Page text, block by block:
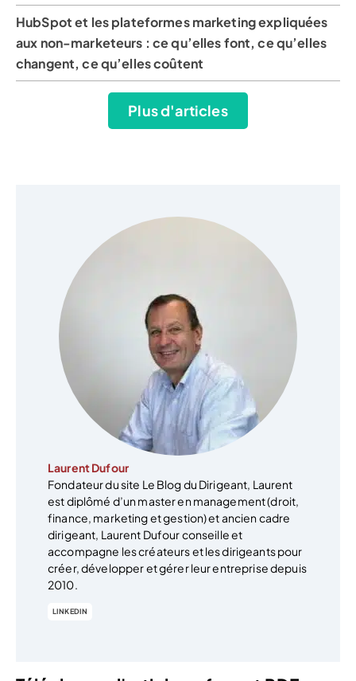
HubSpot et les plateformes marketing expliquées
aux non-marketeurs : ce qu’elles font, ce qu’elles
changent, ce qu’elles coûtent
Plus d'articles
Laurent Dufour
Fondateur du site Le Blog du Dirigeant, Laurent
est diplômé d’un master en management (droit,
finance, marketing et gestion) et ancien cadre
dirigeant, Laurent Dufour conseille et
accompagne les créateurs et les dirigeants pour
créer, développer et gérer leur entreprise depuis
2010.
LINKEDIN